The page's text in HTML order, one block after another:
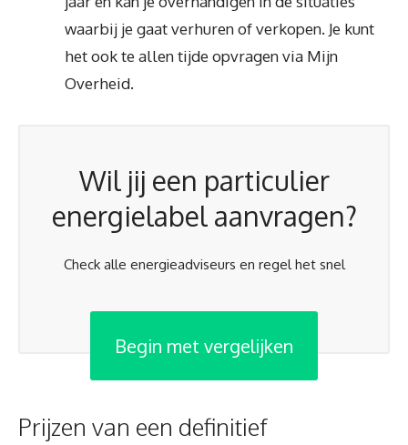
waarbij je gaat verhuren of verkopen. Je kunt
het ook te allen tijde opvragen via Mijn
Overheid.
Wil jij een particulier
energielabel aanvragen?
Check alle energieadviseurs en regel het snel
Begin met vergelijken
Prijzen van een definitief